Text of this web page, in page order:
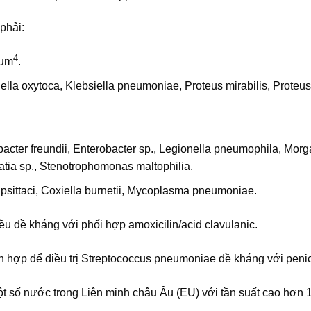
4.
oxytoca, Klebsiella pneumoniae, Proteus mirabilis,
freundii, Enterobacter sp., Legionella pneumophila,
sp., Stenotrophomonas maltophilia.
Coxiella burnetii, Mycoplasma pneumoniae.
đề kháng với phối hợp amoxicilin/acid clavulanic.
để điều trị Streptococcus pneumoniae đề kháng với
số nước trong Liên minh châu Âu (EU) với tần suất cao hơn